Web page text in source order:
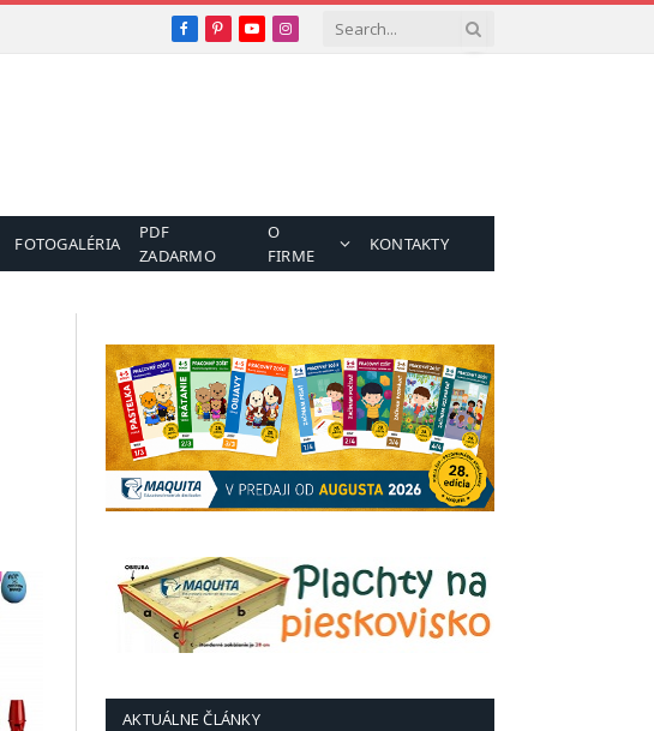
Facebook
Pinterest
YouTubeInstagram
FOTOGALÉRIA
PDF
ZADARMO
O
FIRME
KONTAKTY
AKTUÁLNE ČLÁNKY